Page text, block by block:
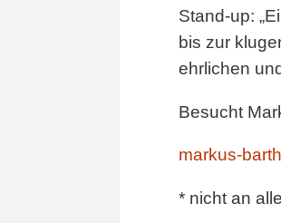
Stand-up:
bis zur
ehrlichen
Besucht
markus-
* nicht an